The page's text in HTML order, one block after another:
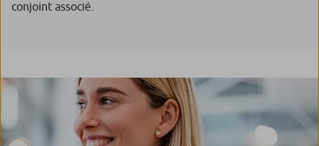
conjoint associé.